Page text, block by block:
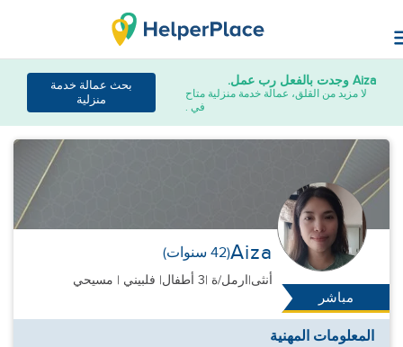
Aiza وجدت بالفعل رب عمل.
لا مزيد من القلق، عمالة خدمة منزلية متاح
في .
بحث عمالة خدمة
منزلية
مباشر
Aiza(42 سنوات)
أنثى|ارمل/ة |3 أطفال | فلبيني | مسيحي
المعلومات المهنية